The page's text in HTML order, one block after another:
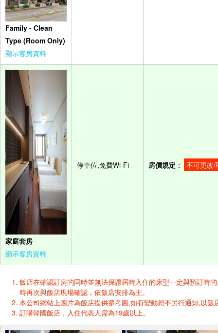
Family - Clean
Type (Room Only)
顯示客房資料
家庭套房
顯示客房資料
停車位,免費Wi-Fi 房價規定 ： 不可更改/
飯店在確認訂房的同時並無法保證屆時入住的床型一定與預訂時
時再次與飯店現場確認，依飯店安排為主。
本公司網站上圖片為飯店提供參考圖,如有變動恕不另行通知,以飯
訂購韓國飯店，入住代表人需為19歲以上。